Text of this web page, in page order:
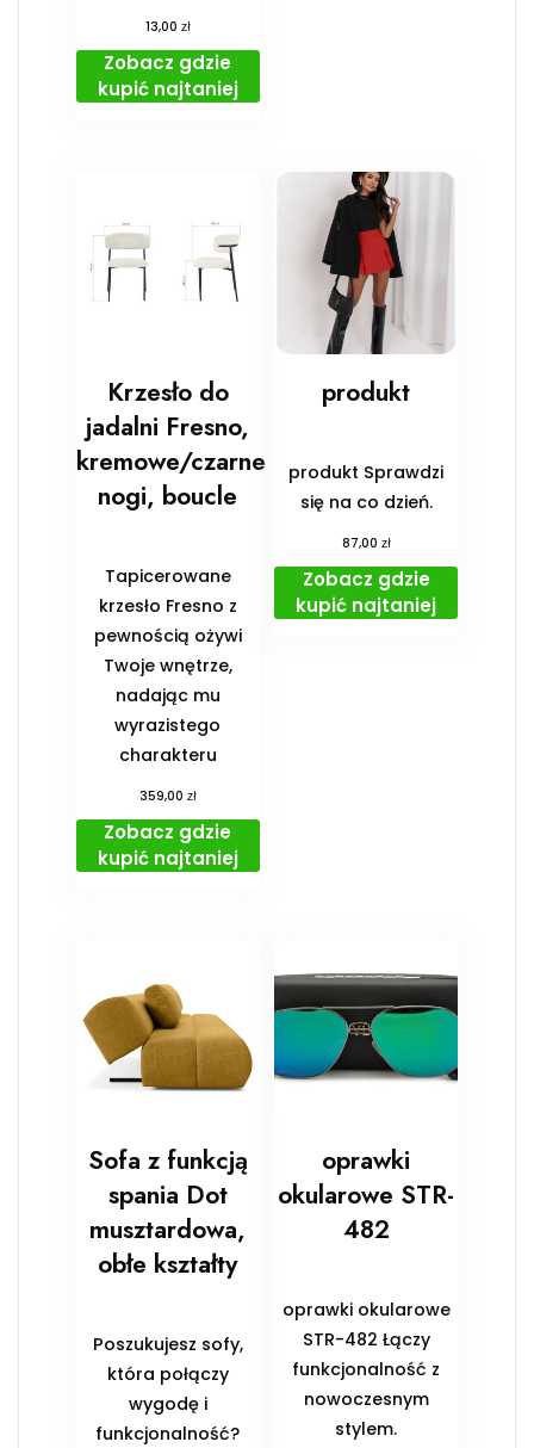
13,00 zł
Zobacz gdzie
kupić najtaniej
Krzesło do
jadalni Fresno,
kremowe/czarne
nogi, boucle
Tapicerowane
krzesło Fresno z
pewnością ożywi
Twoje wnętrze,
nadając mu
wyrazistego
charakteru
359,00 zł
Zobacz gdzie
kupić najtaniej
produkt
produkt Sprawdzi
się na co dzień.
87,00 zł
Zobacz gdzie
kupić najtaniej
Sofa z funkcją
spania Dot
musztardowa,
obłe kształty
Poszukujesz sofy,
która połączy
wygodę i
funkcjonalność?
oprawki
okularowe STR-
482
oprawki okularowe
STR-482 Łączy
funkcjonalność z
nowoczesnym
stylem.